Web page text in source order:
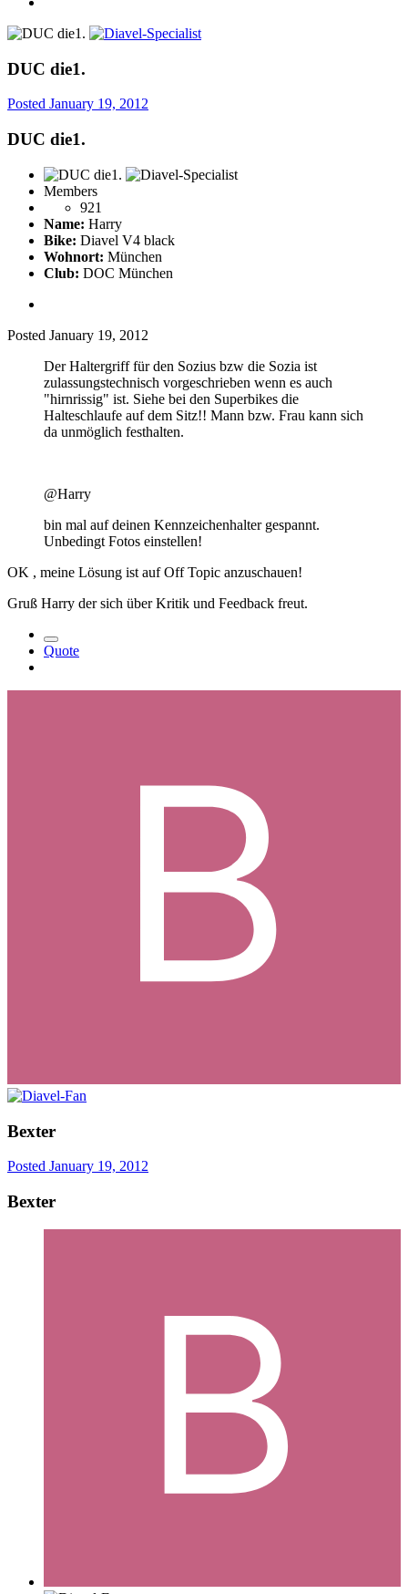
DUC die1.
Posted January 19, 2012
DUC die1.
Members
921
Name: Harry
Bike: Diavel V4 black
Wohnort: München
Club: DOC München
Posted January 19, 2012
Der Haltergriff für den Sozius bzw die Sozia ist
zulassungstechnisch vorgeschrieben wenn es auch
"hirnrissig" ist. Siehe bei den Superbikes die
Halteschlaufe auf dem Sitz!! Mann bzw. Frau kann sich
da unmöglich festhalten.
@Harry
bin mal auf deinen Kennzeichenhalter gespannt.
Unbedingt Fotos einstellen!
OK , meine Lösung ist auf Off Topic anzuschauen!
Gruß Harry der sich über Kritik und Feedback freut.
Quote
Bexter
Posted January 19, 2012
Bexter